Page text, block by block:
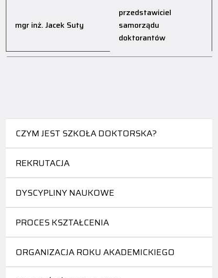
CZYM JEST SZKOŁA DOKTORSKA?
REKRUTACJA
DYSCYPLINY NAUKOWE
PROCES KSZTAŁCENIA
ORGANIZACJA ROKU AKADEMICKIEGO
mgr inż. Jacek Suty
przedstawiciel
samorządu
doktorantów